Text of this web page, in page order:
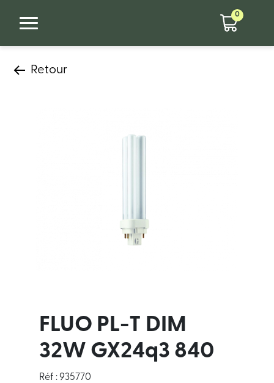
0
Retour
FLUO PL-T DIM
32W GX24q3 840
Réf : 935770